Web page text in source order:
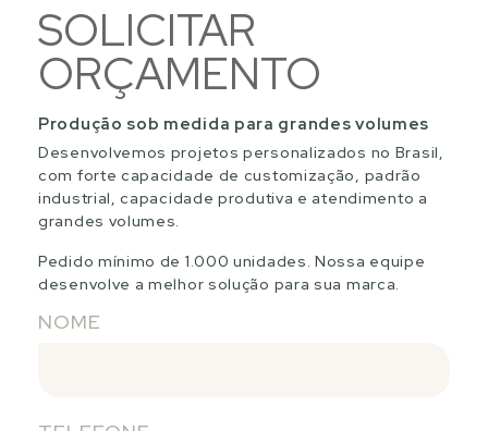
SOLICITAR
ORÇAMENTO
Produção sob medida para grandes volumes
Desenvolvemos projetos personalizados no Brasil,
com forte capacidade de customização, padrão
industrial, capacidade produtiva e atendimento a
grandes volumes.
Pedido mínimo de 1.000 unidades. Nossa equipe
desenvolve a melhor solução para sua marca.
NOME